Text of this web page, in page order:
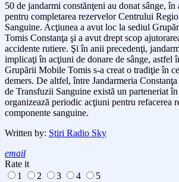
50 de jandarmi constănţeni au donat sânge,în
pentru completarea rezervelor Centrului
Sanguine. Acţiunea a avut loc la sediul
Tomis Constanţa şi a avut drept scop
accidente rutiere. Şi în anii precedenţi,
implicaţi în acţiuni de donare de sânge, astfel
Grupării Mobile Tomis s-a creat o tradiţie în
demers. De altfel, între Jandarmeria
de Transfuzii Sanguine există un parteneriat în
organizează periodic acţiuni pentru refacerea
componente sanguine.
Written by: Stiri Radio Sky
email
Rate it
1
2 3 4 5